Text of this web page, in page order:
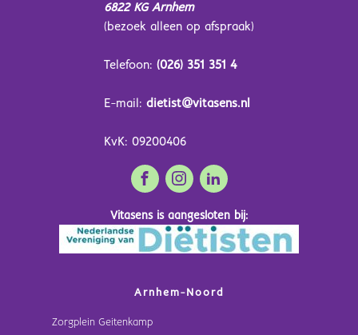
6822 KG Arnhem
(bezoek alleen op afspraak)
Telefoon: (026) 351 351 4
E-mail: dietist@vitasens.nl
KvK: 09200406
Vitasens is aangesloten bij:
Arnhem-Noord
Zorgplein Geitenkamp